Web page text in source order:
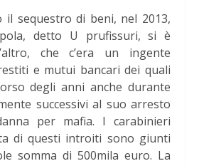
il sequestro di beni, nel 2013,
detto U prufissuri, si è
che c’era un ingente
e mutui bancari dei quali
degli anni anche durante
successivi al suo arresto
per mafia. I carabinieri
di questi introiti sono giunti
somma di 500mila euro. La